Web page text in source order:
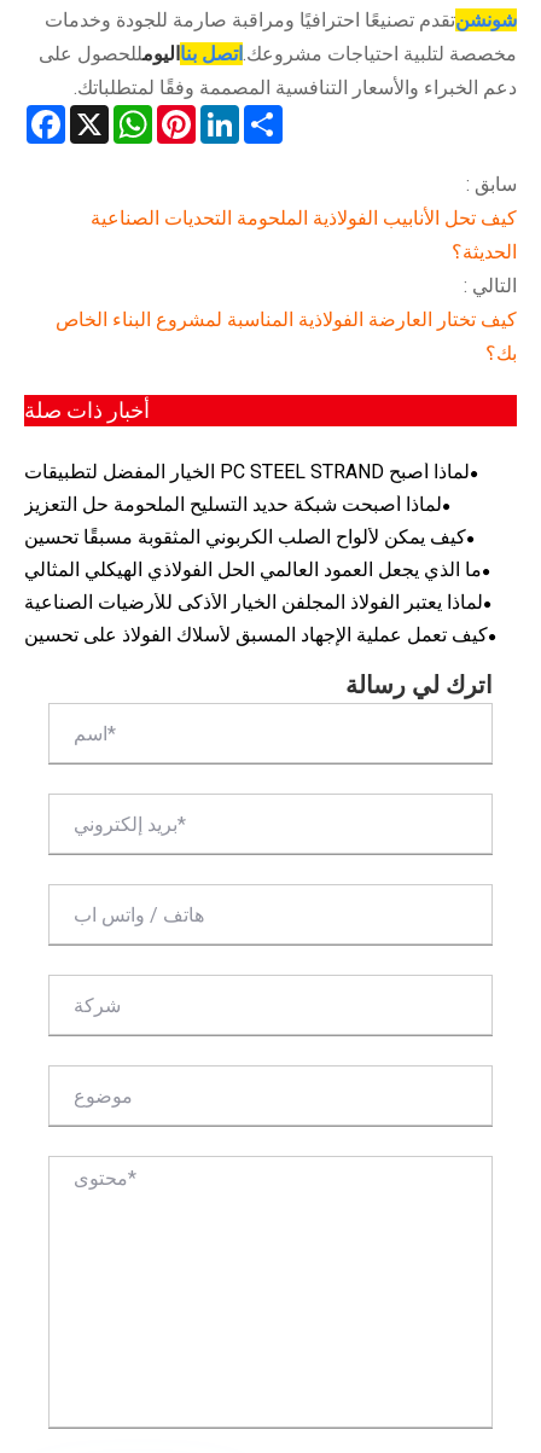
شونشنتقدم تصنيعًا احترافيًا ومراقبة صارمة للجودة وخدمات
مخصصة لتلبية احتياجات مشروعك.اتصل بنااليومللحصول على
دعم الخبراء والأسعار التنافسية المصممة وفقًا لمتطلباتك.
X
WhatsAppPinterestLinkedInShare
سابق :
كيف تحل الأنابيب الفولاذية الملحومة التحديات الصناعية
الحديثة؟
التالي :
كيف تختار العارضة الفولاذية المناسبة لمشروع البناء الخاص
بك؟
أخبار ذات صلة
لماذا أصبح PC STEEL STRAND الخيار المفضل لتطبيقات
الخرسانة سابقة الإجهاد الحديثة
لماذا أصبحت شبكة حديد التسليح الملحومة حل التعزيز
المفضل لمشاريع البناء الحديثة
كيف يمكن لألواح الصلب الكربوني المثقوبة مسبقًا تحسين
الكفاءة والدقة في المشاريع الصناعية الحديثة
ما الذي يجعل العمود العالمي الحل الفولاذي الهيكلي المثالي
لمشاريع البناء الحديثة
لماذا يعتبر الفولاذ المجلفن الخيار الأذكى للأرضيات الصناعية
ومشاريع البنية التحتية
كيف تعمل عملية الإجهاد المسبق لأسلاك الفولاذ على تحسين
اترك لي رسالة